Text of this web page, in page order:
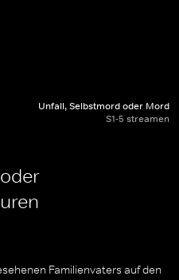
Unfall, Selbstmord oder Mord
S1-5 streamen
Familienvaters auf den